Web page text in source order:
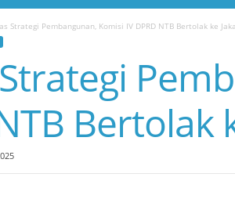
Strategi Pembangunan, Komisi IV DPRD NTB Bertolak ke
Bertolak